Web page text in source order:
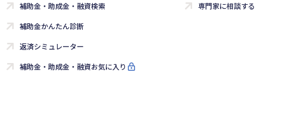
補助金・助成金・融資検索
補助金かんたん診断
返済シミュレーター
補助金・助成金・融資お気に入り
専門家に相談する